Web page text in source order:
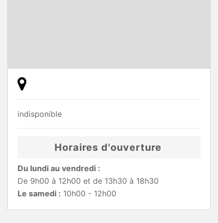
indisponible
Horaires d'ouverture
Du lundi au vendredi :
De 9h00 à 12h00 et de 13h30 à 18h30
Le samedi : 10h00 - 12h00